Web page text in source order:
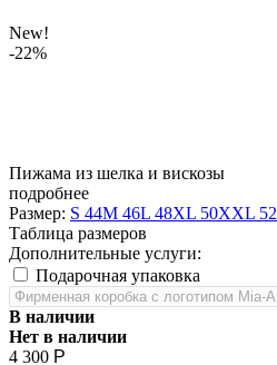
New!
-22%
Пижама из шелка и вискозы
подробнее
Размер: S 44M 46L 48XL 50XXL 52
Таблица размеров
Дополнительные услуги:
Подарочная упаковка
В наличии
Нет в наличии
4 300 Р